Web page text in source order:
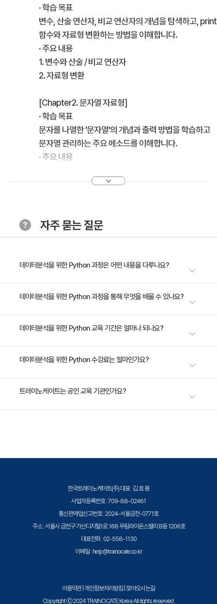
· 학습 목표
변수, 산술 연산자, 비교 연산자의 개념을 탐색하고, print
함수와 자료형 변환하는 방법을 이해합니다.
· 주요 내용
1. 변수와 산술 / 비교 연산자
2. 자료형 변환
[Chapter2. 문자열 자료형]
· 학습 목표
문자를 나열한 '문자열'의 개념과 출력 방법을 학습하고
문자열 관리하는 주요 메소드를 이해합니다.
· 주요 내용
2. 문자열 인덱싱과 슬라이싱
[Chapter3. 리스트 자료형]
· 학습 목표
소를 추가, 삽입, 정렬, 삭제하는 방법을 이해합니다.
1. range 함수
· 학습 목표
효율적으로 만드는 방법을 학습합니다.
[Chapter5. 튜플과 집합 자료형]
'Tuple' 자료형과 'Set' 자료형을 학습하고 집합 자료형의
활용 방법을 이해합니다.
· 주요 내용
1. 튜플/집합 자료형
[Chapter6. 딕셔너리 자료형]
색하고 사용법을 이해합니다.
자주 묻는 질문
데이터분석을 위한 Python 과정은 어떤 내용을 다루나요?
데이터 분석과 AI 분야로 나아가려는 재직자 여러분을 위한 첫걸음, 파이썬
의부터 데이터 조작, 객체지향 프로그래밍에 이르기까지 폭넓은 실습을 통해
데이터분석을 위한 Python 과정을 통해 무엇을 배울 수 있나요?
Python 프로그래밍의 기초와 데이터 분석 기법을 배우며, 실습으로 프로그
데이터분석을 위한 Python 교육 기간은 얼마나 되나요?
2일 과정입니다. 상세 일정은 교육 페이지에서 확인하실 수 있습니다.
데이터분석을 위한 Python 수강료는 얼마인가요?
수강료는 800,000원(VAT 별도)입니다. 고용보험 환급 및 기업 할인 혜택
트레이노케이트는 공인 교육 기관인가요?
한국트레이노케이트(주) 대표 : 김 효 용
사업자등록번호 : 709-88-02461
통신판매업신고번호 : 2024-서울금천-0771호
주소 : 서울시 금천구 가산디지털1로 168 우림라이온스밸리 B동 1206호
대표전화 : 02-558-1130
이메일 : help@trainocate.co.kr
이용약관| 개인정보처리방침 찾아오시는길
Copyright ⓒ 2024 TRAINOCATE Korea All rights reserved.